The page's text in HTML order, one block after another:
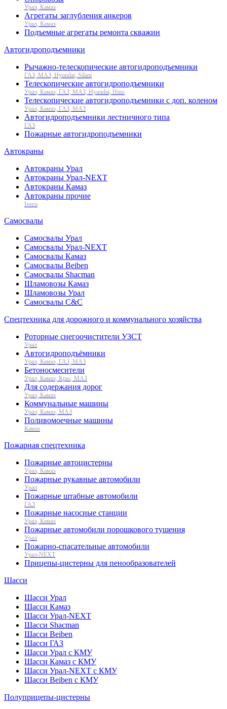
Урал, Камаз
Агрегаты заглубления анкеров
Урал, Камаз
Подъемные агрегаты ремонта скважин
Автогидроподъемники
Рычажно-телескопические автогидроподъемники
ГАЗ, МАЗ, Hyundai, Silant
Телескопические автогидроподъемники
Урал, Камаз, ГАЗ, МАЗ, Hyundai, Hino
Телескопические автогидроподъемники с доп. коленом
Урал, Камаз, ГАЗ, МАЗ
Автогидроподъемники лестничного типа
ГАЗ
Пожарные автогидроподъемники
Автокраны
Автокраны Урал
Автокраны Урал-NEXT
Автокраны Камаз
Автокраны прочие
Iveco
Самосвалы
Самосвалы Урал
Самосвалы Урал-NEXT
Самосвалы Камаз
Самосвалы Beiben
Самосвалы Shacman
Шламовозы Камаз
Шламовозы Урал
Самосвалы C&C
Спецтехника для дорожного и коммунального хозяйства
Роторные снегоочистители УЗСТ
Урал
Автогидроподъёмники
Урал, Камаз, ГАЗ, МАЗ
Бетоносмесители
Урал, Камаз, Краз, МАЗ
Для содержания дорог
Урал, Камаз
Коммунальные машины
Урал, Камаз, МАЗ
Поливомоечные машины
Камаз
Пожарная спецтехника
Пожарные автоцистерны
Урал, Камаз
Пожарные рукавные автомобили
Урал
Пожарные штабные автомобили
ГАЗ
Пожарные насосные станции
Урал, Камаз
Пожарные автомобили порошкового тушения
Урал
Пожарно-спасательные автомобили
Урал-NEXT
Прицепы-цистерны для пенообразователей
Шасси
Шасси Урал
Шасси Камаз
Шасси Урал-NEXT
Шасси Shacman
Шасси Beiben
Шасси ГАЗ
Шасси Урал с КМУ
Шасси Камаз с КМУ
Шасси Урал-NEXT с КМУ
Шасси Beiben с КМУ
Полуприцепы-цистерны